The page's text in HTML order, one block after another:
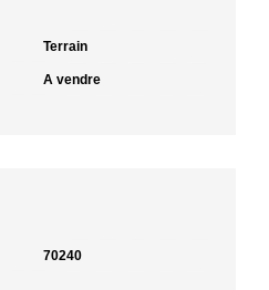
Terrain
A vendre
70240